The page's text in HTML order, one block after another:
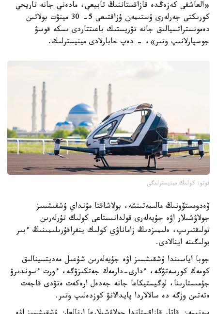
«العاشقى كەزەڭدە قازاقستاننىڭ تابيعي، مادەني جانە تاريحي
كورىكتى جەرلەرى ۇستىمەن ۇزاقتىعى 5- 30 مينۋت بولاتىن
دەمونستراتسيالىق جانە تۋريستىك باعىتتاردى ىسكە قوسۋ
جوسپارلانىپ وتىر»، - دەپ حابارلادى مينيسترلىك.
فوتو: كولىك مينيسترلىگى
ۆەدومستۆونىڭ مالىمەتىنشە، بولاشاقتا مۇنداي ۇشقىشسىز
جولاۋشىلار اۋە جۇيەلەرى قولدانىستاعى كولىك تۇرلەرىن
تولىقتىرىپ، ەلىمىزدىڭ زاماناۋي كولىك ينفراقۇرىلىمىنىڭ ءبىر
بولىگىنە اينالادى.
جوبا اياسىندا ۇشقىشسىز اۋە جۇيەلەرىن شۇعىل مەديتسينالىق
كومەك كورسەتۋگە، ءدارى-دارمەك جەتكىزۋگە، ءورت ءسوندىرۋ
جۇمىستارىنا، لوگيستيكاعا جانە جەدەل ارەكەت ەتۋدى قاجەت
ەتەتىن وزگە دە سالالاردا پايدالانۋ كوزدەلىپ وتىر.